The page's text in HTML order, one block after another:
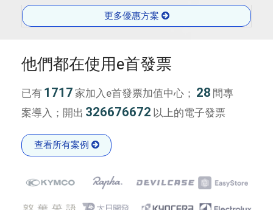
更多優惠方案
他們都在使用e首發票
已有 1717 家加入e首發票加值中心； 28 間專
案導入；開出 326676672 以上的電子發票
查看所有案例